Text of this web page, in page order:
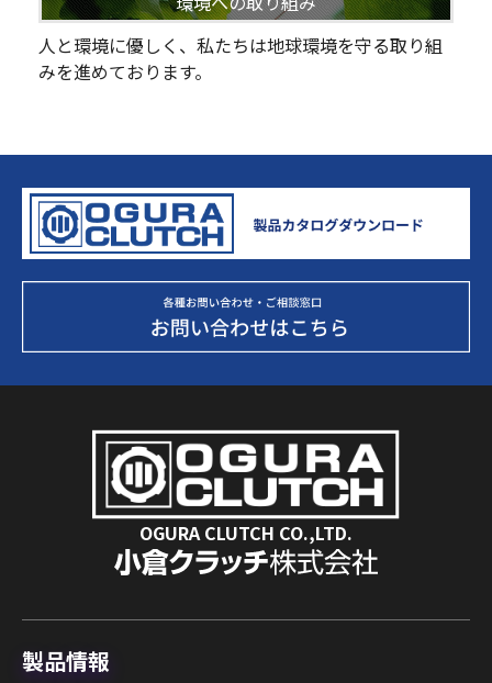
人と環境に優しく、私たちは地球環境を守る取り組
みを進めております。
OGURA CLUTCH CO.,LTD.
製品情報